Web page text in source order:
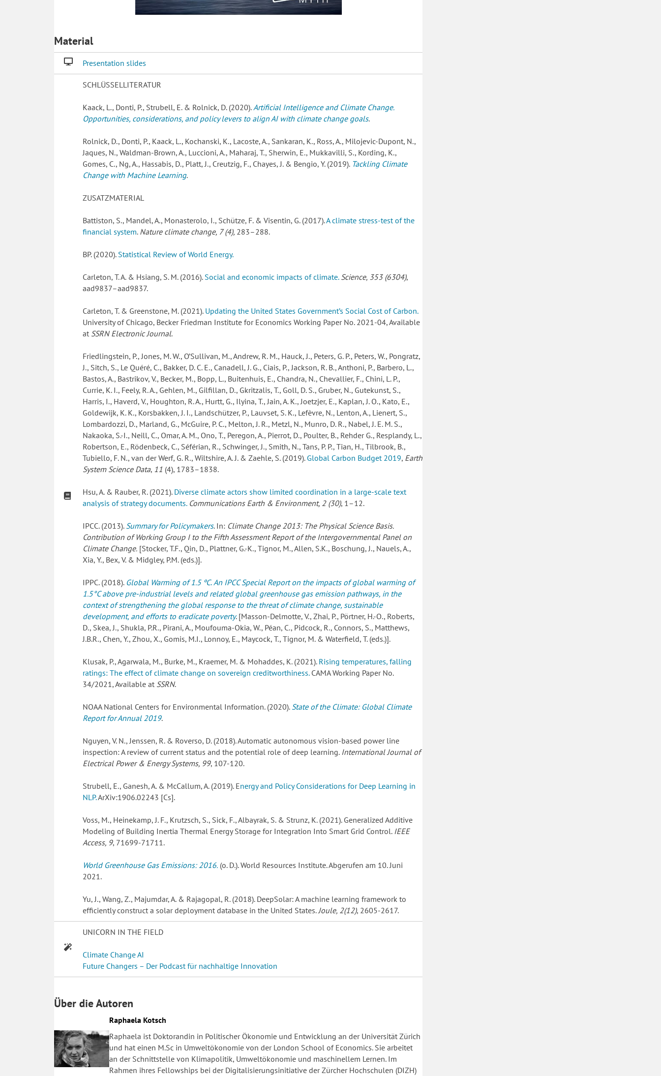
Material
Presentation slides
SCHLÜSSELLITERATUR
Kaack, L., Donti, P., Strubell, E. & Rolnick, D. (2020).Artificial Intelligence and Climate Change.
Opportunities, considerations, and policy levers to align AI with climate change goals.
Rolnick, D., Donti, P., Kaack, L., Kochanski, K., Lacoste, A., Sankaran, K., Ross, A., Milojevic-Dupont, N.,
Jaques, N., Waldman-Brown, A., Luccioni, A., Maharaj, T., Sherwin, E., Mukkavilli, S., Kording, K.,
Gomes, C., Ng, A., Hassabis, D., Platt, J., Creutzig, F., Chayes, J. & Bengio, Y. (2019). Tackling Climate
Change with Machine Learning.
ZUSATZMATERIAL
Battiston, S., Mandel, A., Monasterolo, I., Schütze, F. & Visentin, G. (2017).A climate stress-test of the
financial system. Nature climate change, 7 (4), 283–288.
BP. (2020). Statistical Review of World Energy.
Carleton, T. A. & Hsiang, S. M. (2016). Social and economic impacts of climate. Science, 353 (6304),
aad9837–aad9837.
Carleton, T. & Greenstone, M. (2021). Updating the United States Government’s Social Cost of Carbon.
University of Chicago, Becker Friedman Institute for Economics Working Paper No. 2021-04, Available
at SSRN Electronic Journal.
Friedlingstein, P., Jones, M. W., O’Sullivan, M., Andrew, R. M., Hauck, J., Peters, G. P., Peters, W., Pongratz,
J., Sitch, S., Le Quéré, C., Bakker, D. C. E., Canadell, J. G., Ciais, P., Jackson, R. B., Anthoni, P., Barbero, L.,
Bastos, A., Bastrikov, V., Becker, M., Bopp, L., Buitenhuis, E., Chandra, N., Chevallier, F., Chini, L. P.,
Currie, K. I., Feely, R. A., Gehlen, M., Gilfillan, D., Gkritzalis, T., Goll, D. S., Gruber, N., Gutekunst, S.,
Harris, I., Haverd, V., Houghton, R. A., Hurtt, G., Ilyina, T., Jain, A. K., Joetzjer, E., Kaplan, J. O., Kato, E.,
Goldewijk, K. K., Korsbakken, J. I., Landschützer, P., Lauvset, S. K., Lefèvre, N., Lenton, A., Lienert, S.,
Lombardozzi, D., Marland, G., McGuire, P. C., Melton, J. R., Metzl, N., Munro, D. R., Nabel, J. E. M. S.,
Nakaoka, S.-I., Neill, C., Omar, A. M., Ono, T., Peregon, A., Pierrot, D., Poulter, B., Rehder G., Resplandy, L.,
Robertson, E., Rödenbeck, C., Séférian, R., Schwinger, J., Smith, N., Tans, P. P., Tian, H., Tilbrook, B.,
Tubiello, F. N., van der Werf, G. R., Wiltshire, A. J. & Zaehle, S. (2019). Global Carbon Budget 2019, Earth
System Science Data, 11 (4), 1783–1838.
Hsu, A. & Rauber, R. (2021). Diverse climate actors show limited coordination in a large-scale text
analysis of strategy documents. Communications Earth & Environment, 2 (30), 1–12.
IPCC. (2013). Summary for Policymakers. In: Climate Change 2013: The Physical Science Basis.
Contribution of Working Group I to the Fifth Assessment Report of the Intergovernmental Panel on
Climate Change. [Stocker, T.F., Qin, D., Plattner, G.-K., Tignor, M., Allen, S.K., Boschung, J., Nauels, A.,
Xia, Y., Bex, V. & Midgley, P.M. (eds.)].
IPPC. (2018). Global Warming of 1.5 ºC.An IPCC Special Report on the impacts of global warming of
1.5°C above pre-industrial levels and related global greenhouse gas emission pathways, in the
context of strengthening the global response to the threat of climate change, sustainable
development, and efforts to eradicate poverty. [Masson-Delmotte, V., Zhai, P., Pörtner, H.-O., Roberts,
D., Skea, J., Shukla, P.R., Pirani, A., Moufouma-Okia, W., Péan, C., Pidcock, R., Connors, S., Matthews,
J.B.R., Chen, Y., Zhou, X., Gomis, M.I., Lonnoy, E., Maycock, T., Tignor, M. & Waterfield, T. (eds.)].
Klusak, P., Agarwala, M., Burke, M., Kraemer, M. & Mohaddes, K. (2021). Rising temperatures, falling
ratings: The effect of climate change on sovereign creditworthiness.CAMA Working Paper No.
34/2021, Available at SSRN.
NOAA National Centers for Environmental Information. (2020). State of the Climate: Global Climate
Report for Annual 2019.
Nguyen, V. N., Jenssen, R. & Roverso, D. (2018). Automatic autonomous vision-based power line
inspection: A review of current status and the potential role of deep learning. International Journal of
Electrical Power & Energy Systems, 99, 107-120.
Strubell, E., Ganesh, A. & McCallum, A. (2019). Energy and Policy Considerations for Deep Learning in
NLP.ArXiv:1906.02243 [Cs].
Voss, M., Heinekamp, J. F., Krutzsch, S., Sick, F., Albayrak, S. & Strunz, K. (2021). Generalized Additive
Modeling of Building Inertia Thermal Energy Storage for Integration Into Smart Grid Control. IEEE
Access, 9, 71699-71711.
World Greenhouse Gas Emissions: 2016. (o. D.). World Resources Institute. Abgerufen am 10. Juni
2021.
Yu, J., Wang, Z., Majumdar, A. & Rajagopal, R. (2018). DeepSolar: A machine learning framework to
efficiently construct a solar deployment database in the United States.Joule, 2(12), 2605-2617.
UNICORN IN THE FIELD
Climate Change AI
Future Changers – Der Podcast für nachhaltige Innovation
Über die Autoren
Raphaela Kotsch
Raphaela ist Doktorandin in Politischer Ökonomie und Entwicklung an der Universität Zürich
und hat einen M.Sc in Umweltökonomie von der London School of Economics. Sie arbeitet
an der Schnittstelle von Klimapolitik, Umweltökonomie und maschinellem Lernen. Im
Rahmen ihres Fellowships bei der Digitalisierungsinitiative der Zürcher Hochschulen (DIZH)